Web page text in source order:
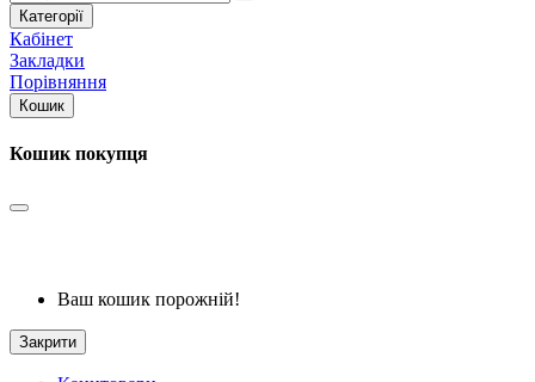
Категорії
Кабінет
Закладки
Порівняння
Кошик
Кошик покупця
Ваш кошик порожній!
Закрити